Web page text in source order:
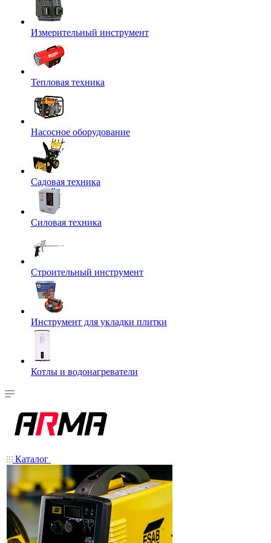
Измерительный инструмент
Тепловая техника
Насосное оборудование
Садовая техника
Силовая техника
Строительный инструмент
Инструмент для укладки плитки
Котлы и водонагреватели
Каталог